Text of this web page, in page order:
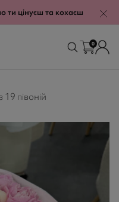
ти цінуєш та кохаєш
0
19 півоній